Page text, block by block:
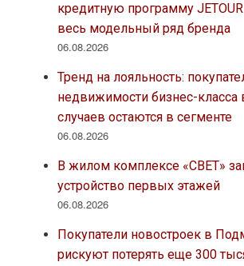
кредитную программу JETOUR
весь модельный ряд бренда
06.08.2026
Тренд на лояльность:
недвижимости бизнес-класса
случаев остаются в сегменте
06.08.2026
В жилом комплексе «СВЕТ»
устройство первых этажей
06.08.2026
Покупатели новостроек в
рискуют потерять еще 300